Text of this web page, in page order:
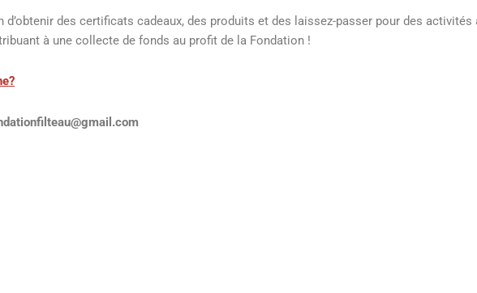
des certificats cadeaux, des produits et des laissez-passer pour des activités
à une collecte de fonds au profit de la Fondation !